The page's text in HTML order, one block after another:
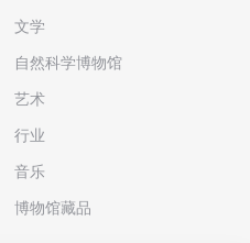
文学
自然科学博物馆
艺术
行业
音乐
博物馆藏品